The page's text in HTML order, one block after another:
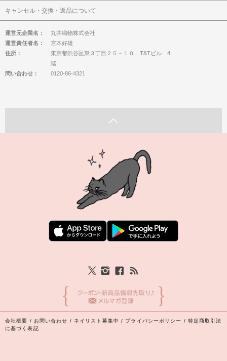
キャンセル・交換・返品について
運営元企業名：
丸井織物株式会社
運営責任者名：
宮本好雄
住所：
東京都渋谷区東３丁目２５－１０ T&Tビル 4
階
問い合わせ：
0120-86-4321
会社概要 / お問い合わせ / ネイリスト募集中 / プライバシーポリシー / 特定商取引法
に基づく表記